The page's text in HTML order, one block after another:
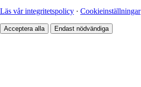
Läs vår integritetspolicy · Cookieinställningar
Acceptera alla Endast nödvändiga